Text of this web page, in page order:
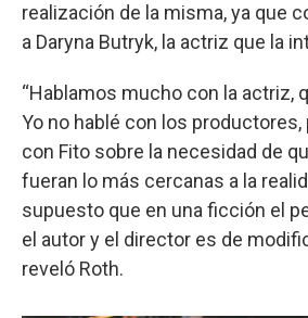
realización de la misma, ya que
a Daryna Butryk, la actriz que la
“Hablamos mucho con la actriz,
Yo no hablé con los
con Fito sobre la necesidad de
fueran lo más cercanas a la
supuesto que en una ficción el
el autor y el director es de
reveló Roth.